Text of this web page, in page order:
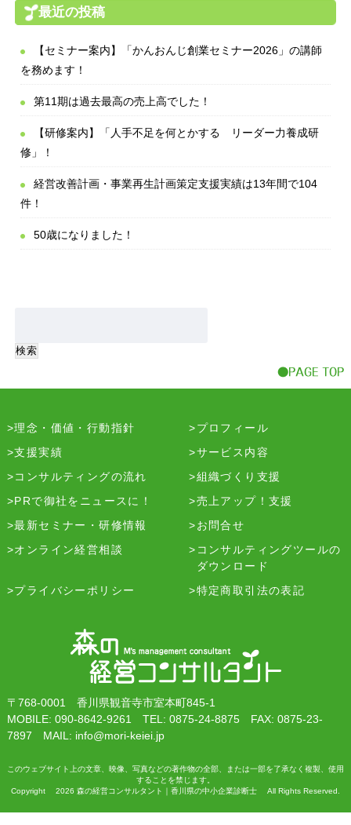
最近の投稿
【セミナー案内】「かんおんじ創業セミナー2026」の講師
を務めます！
第11期は過去最高の売上高でした！
【研修案内】「人手不足を何とかする リーダー力養成研
修」！
経営改善計画・事業再生計画策定支援実績は13年間で104
件！
50歳になりました！
理念・価値・行動指針
プロフィール
支援実績
サービス内容
コンサルティングの流れ
組織づくり支援
PRで御社をニュースに！
売上アップ！支援
最新セミナー・研修情報
お問合せ
オンライン経営相談
コンサルティングツールの
ダウンロード
プライバシーポリシー
特定商取引法の表記
〒768-0001 香川県観音寺市室本町845-1
MOBILE: 090-8642-9261 TEL: 0875-24-8875 FAX: 0875-23-
7897 MAIL: info@mori-keiei.jp
このウェブサイト上の文章、映像、写真などの著作物の全部、または一部を了承なく複製、使用
することを禁じます。
Copyright 2026 森の経営コンサルタント｜香川県の中小企業診断士 All Rights Reserved.